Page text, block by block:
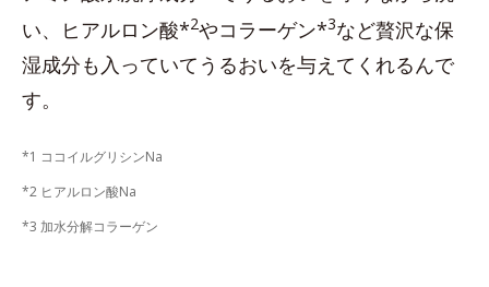
い、ヒアルロン酸*2やコラーゲン*3など贅沢な保
湿成分も入っていてうるおいを与えてくれるんで
す。
*1 ココイルグリシンNa
*2 ヒアルロン酸Na
*3 加水分解コラーゲン